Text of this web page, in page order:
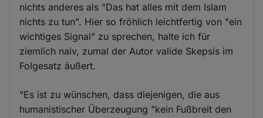
nichts anderes als "Das hat alles mit dem Islam
nichts zu tun". Hier so fröhlich leichtfertig von "ein
wichtiges Signal" zu sprechen, halte ich für
ziemlich naiv, zumal der Autor valide Skepsis im
Folgesatz äußert.
"Es ist zu wünschen, dass diejenigen, die aus
humanistischer Überzeugung "kein Fußbreit den